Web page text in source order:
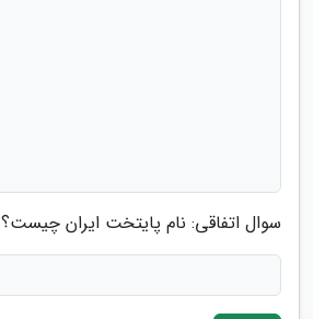
سوال اتفاقی: نام پایتخت ایران چیست؟